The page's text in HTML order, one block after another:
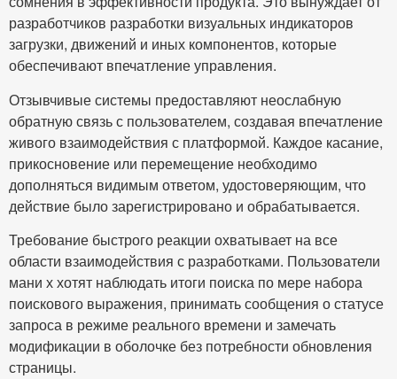
разработчиков разработки визуальных индикаторов
загрузки, движений и иных компонентов, которые
обеспечивают впечатление управления.
Отзывчивые системы предоставляют неослабную
обратную связь с пользователем, создавая впечатление
живого взаимодействия с платформой. Каждое касание,
прикосновение или перемещение необходимо
дополняться видимым ответом, удостоверяющим, что
действие было зарегистрировано и обрабатывается.
Требование быстрого реакции охватывает на все
области взаимодействия с разработками. Пользователи
мани х хотят наблюдать итоги поиска по мере набора
поискового выражения, принимать сообщения о статусе
запроса в режиме реального времени и замечать
модификации в оболочке без потребности обновления
страницы.